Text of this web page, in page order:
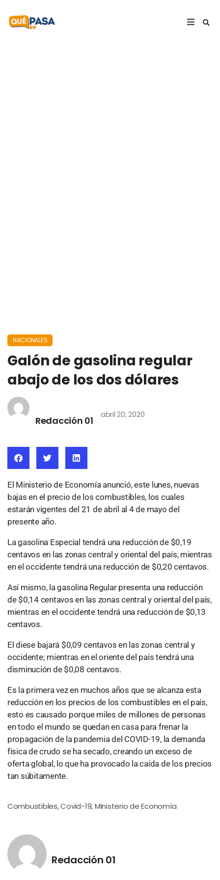
NACIONALES
Galón de gasolina regular
abajo de los dos dólares
Redacción 01
abril 20, 2020
El Ministerio de Economía anunció, este lunes, nuevas
bajas en el precio de los combustibles, los cuales
estarán vigentes del 21 de abril al 4 de mayo del
presente año.
La gasolina Especial tendrá una reducción de $0,19
centavos en las zonas central y oriental del país, mientras
en el occidente tendrá una reducción de $0,20 centavos.
Así mismo, la gasolina Regular presenta una reducción
de $0,14 centavos en las zonas central y oriental del país,
mientras en el occidente tendrá una reducción de $0,13
centavos.
El diese bajará $0,09 centavos en las zonas central y
occidente; mientras en el oriente del país tendrá una
disminución de $0,08 centavos.
Es la primera vez en muchos años que se alcanza esta
reducción en los precios de los combustibles en el país,
esto es causado porque miles de millones de personas
en todo el mundo se quedan en casa para frenar la
propagación de la pandemia del COVID-19, la demanda
física de crudo se ha secado, creando un exceso de
oferta global, lo que ha provocado la caída de los precios
tan súbitamente.
Combustibles,Covid-19, Ministerio de Economía
Redacción 01